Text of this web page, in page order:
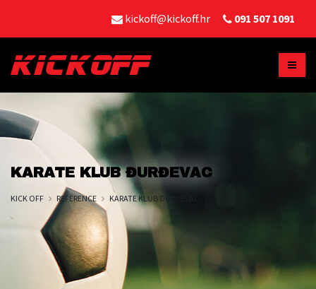
kickoff@kickoff.hr 091 507 1091
KARATE KLUB ĐURĐEVAC
KICK OFF REFERENCE KARATE KLUB ĐURĐEVAC